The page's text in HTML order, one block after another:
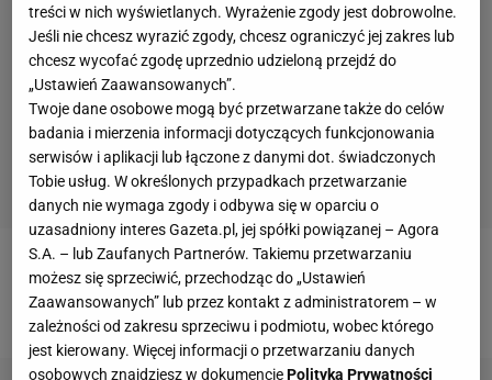
Zobacz wideoKamery są prawie wszędzie. "Świątek
będzie musiała się tłumaczyć"
treści w nich wyświetlanych. Wyrażenie zgody jest dobrowolne.
Jeśli nie chcesz wyrazić zgody, chcesz ograniczyć jej zakres lub
chcesz wycofać zgodę uprzednio udzieloną przejdź do
„Ustawień Zaawansowanych”.
Twoje dane osobowe mogą być przetwarzane także do celów
badania i mierzenia informacji dotyczących funkcjonowania
serwisów i aplikacji lub łączone z danymi dot. świadczonych
Tobie usług. W określonych przypadkach przetwarzanie
danych nie wymaga zgody i odbywa się w oparciu o
uzasadniony interes Gazeta.pl, jej spółki powiązanej – Agora
S.A. – lub Zaufanych Partnerów. Takiemu przetwarzaniu
możesz się sprzeciwić, przechodząc do „Ustawień
Zaawansowanych” lub przez kontakt z administratorem – w
zależności od zakresu sprzeciwu i podmiotu, wobec którego
jest kierowany. Więcej informacji o przetwarzaniu danych
osobowych znajdziesz w dokumenciePolityka Prywatności